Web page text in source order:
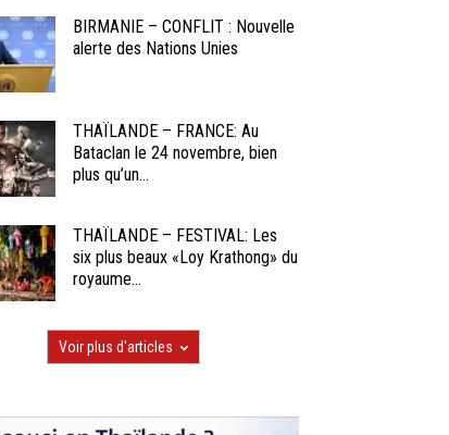
BIRMANIE – CONFLIT : Nouvelle
alerte des Nations Unies
THAÏLANDE – FRANCE: Au
Bataclan le 24 novembre, bien
plus qu’un...
THAÏLANDE – FESTIVAL: Les
six plus beaux «Loy Krathong» du
royaume...
Voir plus d'articles